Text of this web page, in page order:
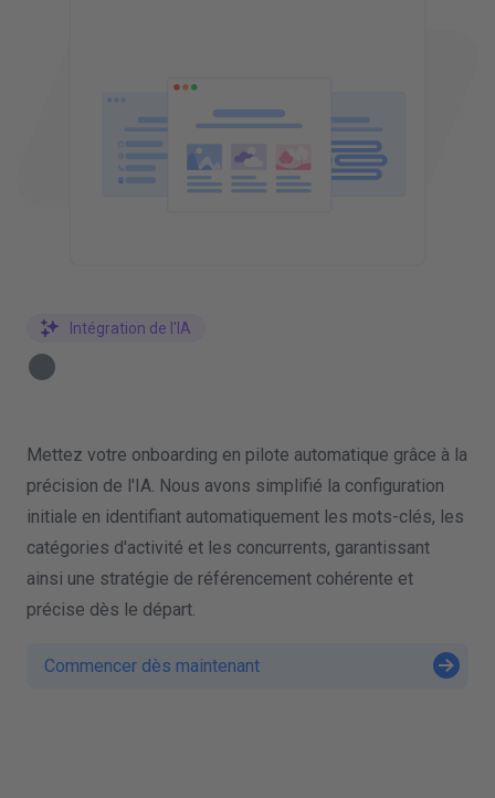
Intégration de l'IA
Mettez votre onboarding en pilote automatique grâce à la
précision de l'IA. Nous avons simplifié la configuration
initiale en identifiant automatiquement les mots-clés, les
catégories d'activité et les concurrents, garantissant
ainsi une stratégie de référencement cohérente et
précise dès le départ.
Commencer dès maintenant